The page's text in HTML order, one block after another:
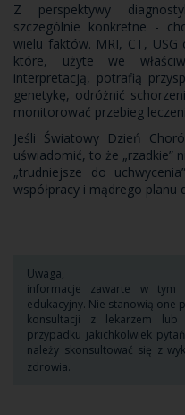
Z perspektywy
szczególnie konkretne -
wielu faktów. MRI, CT,
które, użyte we
interpretacją, potrafią
genetykę, odróżnić
monitorować przebieg
Jeśli Światowy Dzień
uświadomić, to że „rzadkie”
„trudniejsze do
współpracy i mądrego planu
Uwaga,
informacje zawarte w
edukacyjny. Nie stanowią one
konsultacji z lekarzem lub
przypadku jakichkolwiek
należy skonsultować się z
zdrowia.